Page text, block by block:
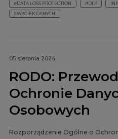
#DATA LOSS PROTECTION #DLP
#WYCIEK DANYCH
05 sierpnia 2024
RODO:
Ochronie
Osobowych
Rozporządzenie Ogólne o